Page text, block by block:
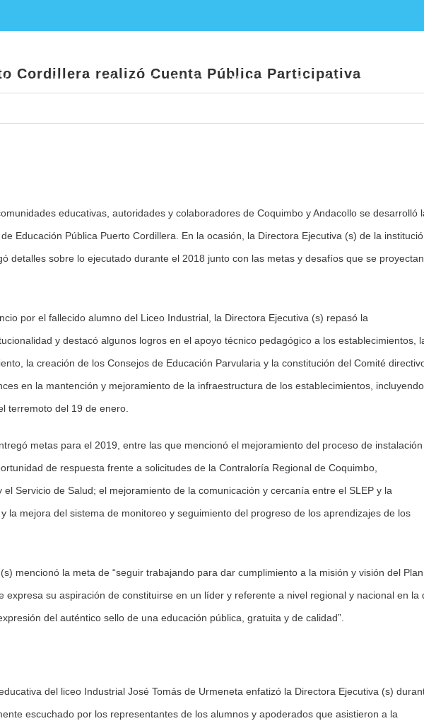
Inicio Nueva Educación Pública Noticias Establecimientos
Servicio Local Puerto Cordillera realizó Cuenta
Cordillera realizó Cuenta Pública Participativa
educativas, autoridades y colaboradores de Coquimbo y Andacollo se desarrolló
Educación Pública Puerto Cordillera. En la ocasión, la Directora Ejecutiva (s) de la
detalles sobre lo ejecutado durante el 2018 junto con las metas y desafíos que se proyectan
por el fallecido alumno del Liceo Industrial, la Directora Ejecutiva (s) repasó la
y destacó algunos logros en el apoyo técnico pedagógico a los establecimientos,
la creación de los Consejos de Educación Parvularia y la constitución del Comité
en la mantención y mejoramiento de la infraestructura de los establecimientos, incluyendo
terremoto del 19 de enero.
metas para el 2019, entre las que mencionó el mejoramiento del proceso de
de respuesta frente a solicitudes de la Contraloría Regional de Coquimbo,
Servicio de Salud; el mejoramiento de la comunicación y cercanía entre el SLEP y la
la mejora del sistema de monitoreo y seguimiento del progreso de los aprendizajes de los
mencionó la meta de “seguir trabajando para dar cumplimiento a la misión y visión del Plan
expresa su aspiración de constituirse en un líder y referente a nivel regional y nacional en la
del auténtico sello de una educación pública, gratuita y de calidad”.
del liceo Industrial José Tomás de Urmeneta enfatizó la Directora Ejecutiva (s)
escuchado por los representantes de los alumnos y apoderados que asistieron a la